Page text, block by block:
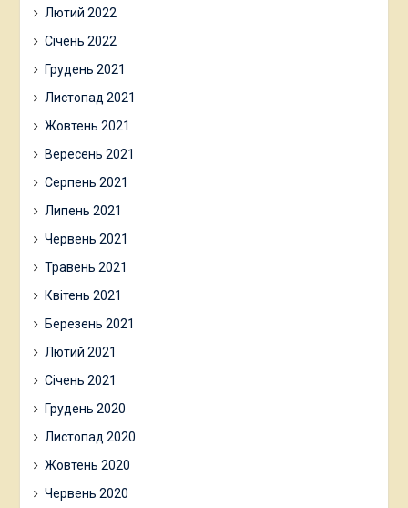
Лютий 2022
Січень 2022
Грудень 2021
Листопад 2021
Жовтень 2021
Вересень 2021
Серпень 2021
Липень 2021
Червень 2021
Травень 2021
Квітень 2021
Березень 2021
Лютий 2021
Січень 2021
Грудень 2020
Листопад 2020
Жовтень 2020
Червень 2020